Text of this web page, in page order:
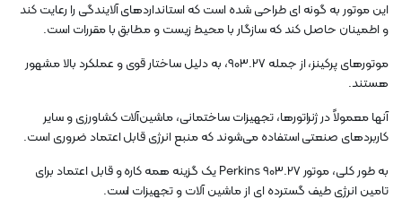
این موتور به گونه ای طراحی شده است که استانداردهای آلایندگی را رعایت کند
و اطمینان حاصل کند که سازگار با محیط زیست و مطابق با مقررات است.
موتورهای پرکینز، از جمله 903.27، به دلیل ساختار قوی و عملکرد بالا مشهور
هستند.
آنها معمولاً در ژنراتورها، تجهیزات ساختمانی، ماشین‌آلات کشاورزی و سایر
کاربردهای صنعتی استفاده می‌شوند که منبع انرژی قابل اعتماد ضروری است.
به طور کلی، موتور Perkins 903.27 یک گزینه همه کاره و قابل اعتماد برای
تامین انرژی طیف گسترده ای از ماشین آلات و تجهیزات است.